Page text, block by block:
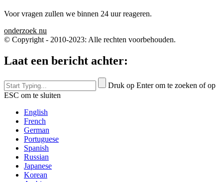
Voor vragen zullen we binnen 24 uur reageren.
onderzoek nu
© Copyright - 2010-2023: Alle rechten voorbehouden.
Laat een bericht achter:
Druk op Enter om te zoeken of op
ESC om te sluiten
English
French
German
Portuguese
Spanish
Russian
Japanese
Korean